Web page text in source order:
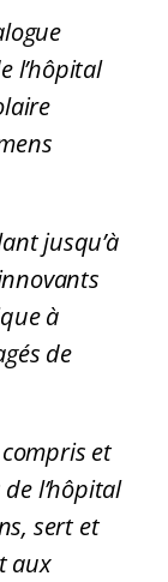
l’hôpital
jusqu’à
à
de
et
l’hôpital
sert et
aux